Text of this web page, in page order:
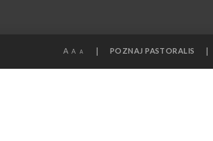
A A A POZNAJ PASTORALIS